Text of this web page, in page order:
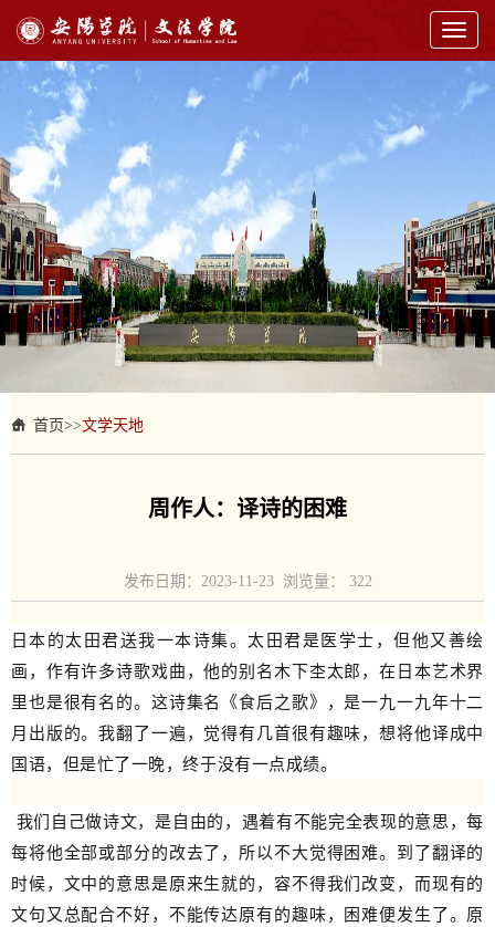
Toggle
首页>>文学天地
周作人：译诗的困难
发布日期：2023-11-23 浏览量： 322
日本的太田君送我一本诗集。太田君是医学士，但他又善绘
画，作有许多诗歌戏曲，他的别名木下杢太郎，在日本艺术界
里也是很有名的。这诗集名《食后之歌》，是一九一九年十二
月出版的。我翻了一遍，觉得有几首很有趣味，想将他译成中
国语，但是忙了一晚，终于没有一点成绩。
我们自己做诗文，是自由的，遇着有不能完全表现的意思，每
每将他全部或部分的改去了，所以不大觉得困难。到了翻译的
时候，文中的意思是原来生就的，容不得我们改变，而现有的
文句又总配合不好，不能传达原有的趣味，困难便发生了。原